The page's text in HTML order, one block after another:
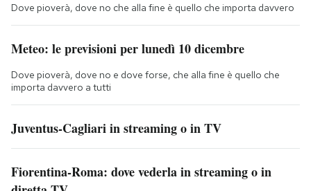
Dove pioverà, dove no che alla fine è quello che importa davvero
Meteo: le previsioni per lunedì 10 dicembre
Dove pioverà, dove no e dove forse, che alla fine è quello che
importa davvero a tutti
Juventus-Cagliari in streaming o in TV
Fiorentina-Roma: dove vederla in streaming o in